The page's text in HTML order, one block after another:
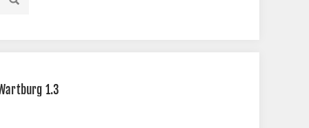
1.3